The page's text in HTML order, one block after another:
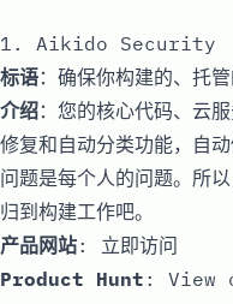
1. Aikido Security
标语：确保你构建的、托
介绍：您的核心代码、云
修复和自动分类功能，自
问题是每个人的问题。所
归到构建工作吧。
产品网站: 立即访问
Product Hunt : View